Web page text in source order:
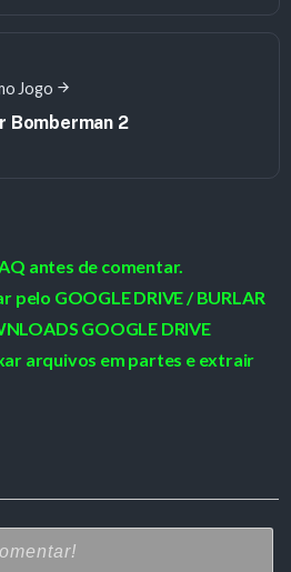
Jogo
Bomberman 2
antes de comentar.
pelo GOOGLE DRIVE / BURLAR
GOOGLE DRIVE
arquivos em partes e extrair